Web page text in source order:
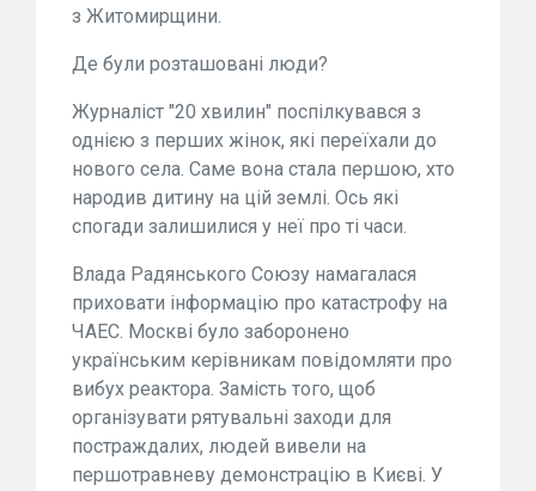
з Житомирщини.
Де були розташовані люди?
Журналіст "20 хвилин" поспілкувався з
однією з перших жінок, які переїхали до
нового села. Саме вона стала першою, хто
народив дитину на цій землі. Ось які
спогади залишилися у неї про ті часи.
Влада Радянського Союзу намагалася
приховати інформацію про катастрофу на
ЧАЕС. Москві було заборонено
українським керівникам повідомляти про
вибух реактора. Замість того, щоб
організувати рятувальні заходи для
постраждалих, людей вивели на
першотравневу демонстрацію в Києві. У